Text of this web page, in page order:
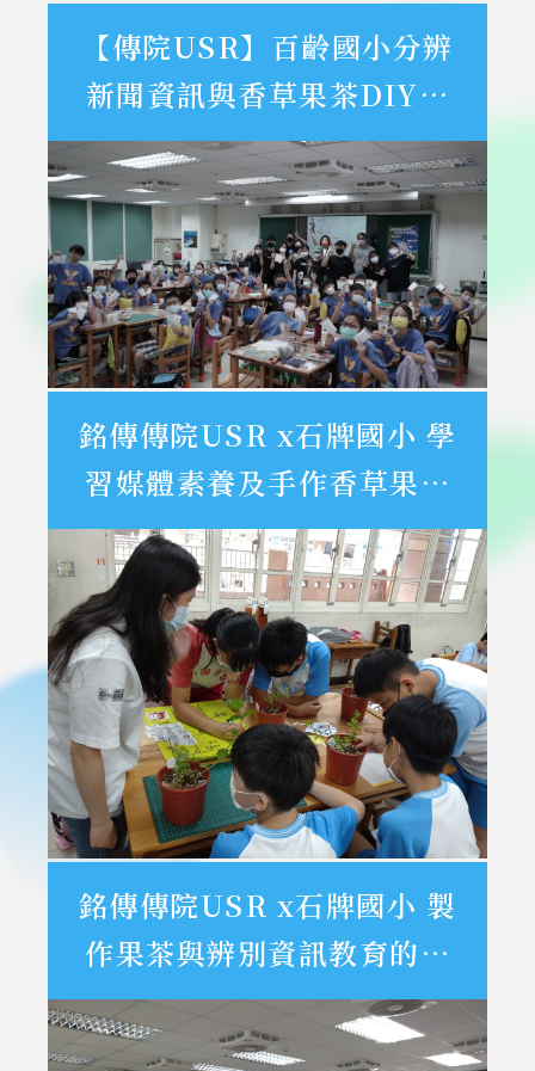
【傳院USR】百齡國小分辨
新聞資訊與香草果茶DIY健
康飲食活動紀錄
銘傳傳院USR x石牌國小 學
習媒體素養及手作香草果茶
好滋味
銘傳傳院USR x石牌國小 製
作果茶與辨別資訊教育的歡
樂園